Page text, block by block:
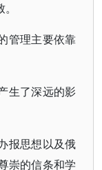
管理主要依靠
生了深远的影
报思想以及俄
崇的信条和学